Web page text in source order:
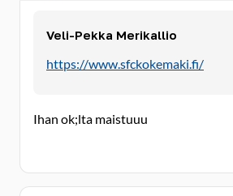
Veli-Pekka Merikallio
https://www.sfckokemaki.fi/
Ihan ok;lta maistuuu